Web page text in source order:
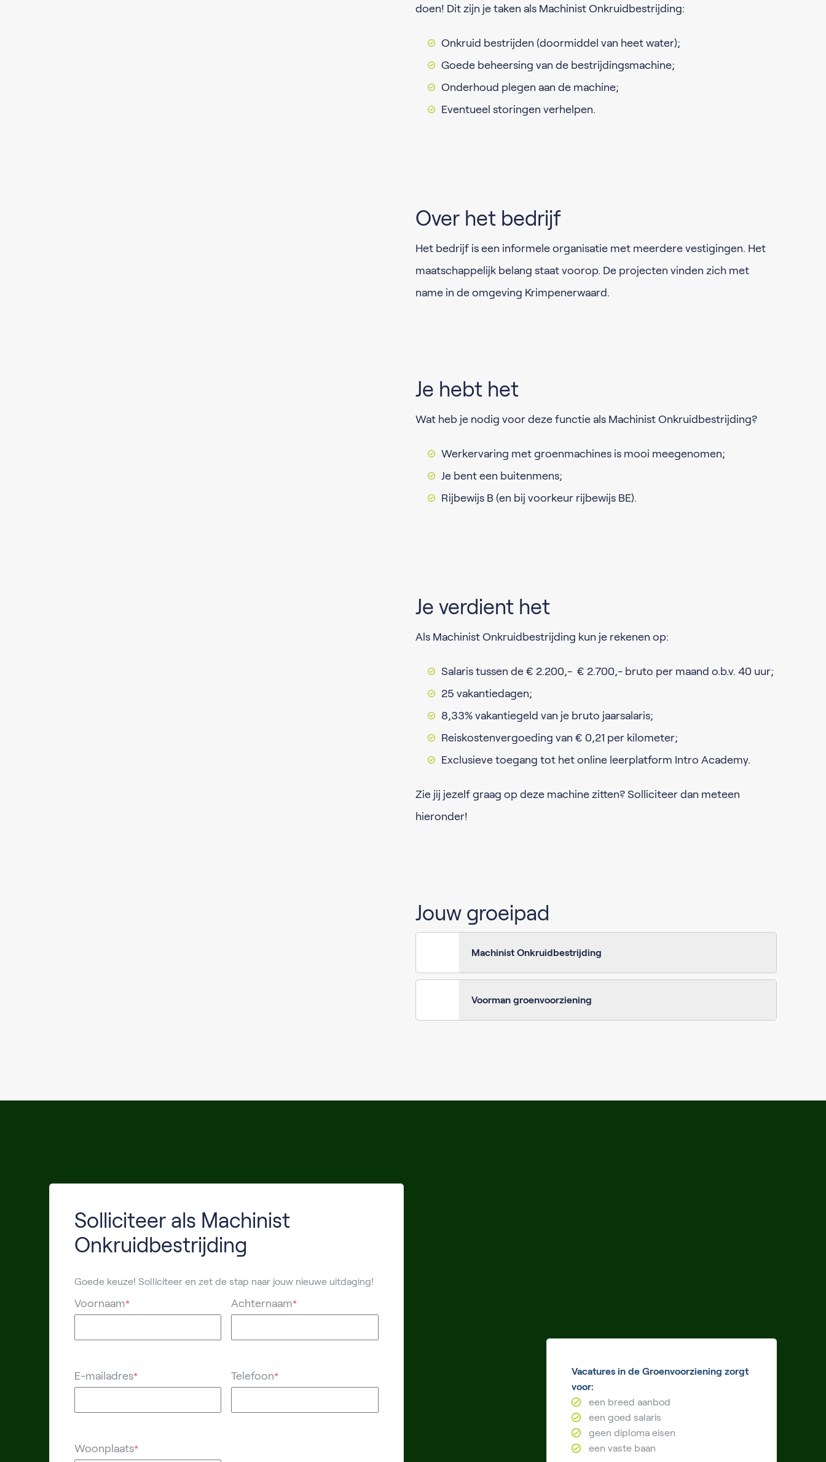
doen! Dit zijn je taken als Machinist Onkruidbestrijding:
Onkruid bestrijden (doormiddel van heet water);
Goede beheersing van de bestrijdingsmachine;
Onderhoud plegen aan de machine;
Eventueel storingen verhelpen.
Over het bedrijf
Het bedrijf is een informele organisatie met meerdere vestigingen. Het
maatschappelijk belang staat voorop. De projecten vinden zich met
name in de omgeving Krimpenerwaard.
Je hebt het
Wat heb je nodig voor deze functie als Machinist Onkruidbestrijding?
Werkervaring met groenmachines is mooi meegenomen;
Je bent een buitenmens;
Rijbewijs B (en bij voorkeur rijbewijs BE).
Je verdient het
Als Machinist Onkruidbestrijding kun je rekenen op:
Salaris tussen de € 2.200,- € 2.700,- bruto per maand o.b.v. 40 uur;
25 vakantiedagen;
8,33% vakantiegeld van je bruto jaarsalaris;
Reiskostenvergoeding van € 0,21 per kilometer;
Exclusieve toegang tot het online leerplatform Intro Academy.
Zie jij jezelf graag op deze machine zitten? Solliciteer dan meteen
hieronder!
Jouw groeipad
Machinist Onkruidbestrijding
Voorman groenvoorziening
Solliciteer als Machinist
Onkruidbestrijding
Goede keuze! Solliciteer en zet de stap naar jouw nieuwe uitdaging!
Voornaam* Achternaam*
E-mailadres* Telefoon*
Woonplaats*
Vacatures in de Groenvoorziening zorgt
voor:
een breed aanbod
een goed salaris
geen diploma eisen
een vaste baan